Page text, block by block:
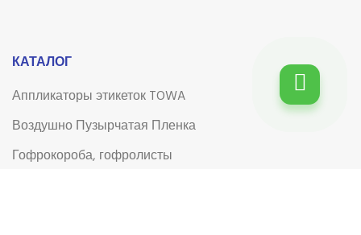
КАТАЛОГ
Аппликаторы этикеток TOWA
Воздушно Пузырчатая Пленка
Гофрокороба, гофролисты